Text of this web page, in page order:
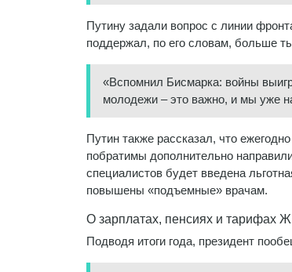
Путину задали вопрос с линии
поддержал, по его словам, больше
«Вспомнил Бисмарка: войны
молодежи – это важно, и мы уже
Путин также рассказал, что
побратимы дополнительно
специалистов будет введена
повышены «подъемные» врачам.
О зарплатах, пенсиях и тарифах
Подводя итоги года, президент